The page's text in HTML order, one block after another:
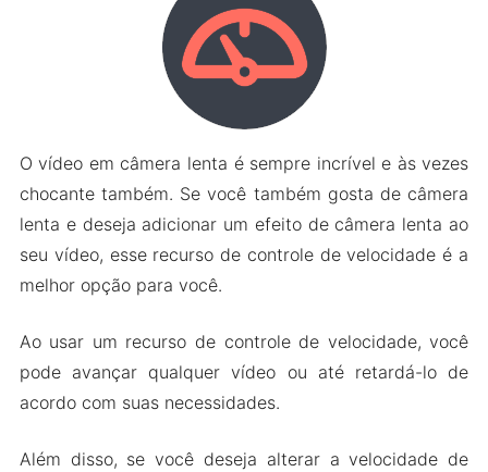
O vídeo em câmera lenta é sempre incrível e às vezes
chocante também. Se você também gosta de câmera
lenta e deseja adicionar um efeito de câmera lenta ao
seu vídeo, esse recurso de controle de velocidade é a
melhor opção para você.
Ao usar um recurso de controle de velocidade, você
pode avançar qualquer vídeo ou até retardá-lo de
acordo com suas necessidades.
Além disso, se você deseja alterar a velocidade de